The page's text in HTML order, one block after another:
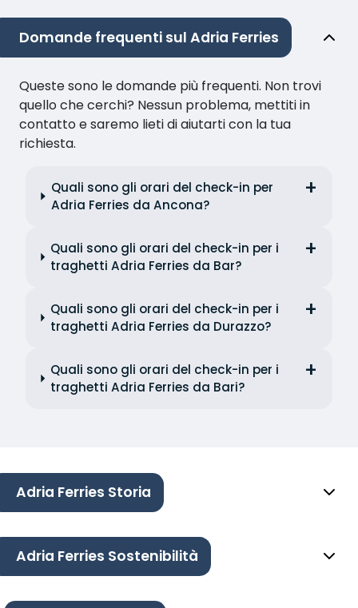
Domande frequenti sul Adria Ferries
Queste sono le domande più frequenti. Non trovi
quello che cerchi? Nessun problema, mettiti in
contatto e saremo lieti di aiutarti con la tua
richiesta.
Quali sono gli orari del check-in per
Adria Ferries da Ancona?
Quali sono gli orari del check-in per i
traghetti Adria Ferries da Bar?
Quali sono gli orari del check-in per i
traghetti Adria Ferries da Durazzo?
Quali sono gli orari del check-in per i
traghetti Adria Ferries da Bari?
Adria Ferries Storia
Adria Ferries Sostenibilità